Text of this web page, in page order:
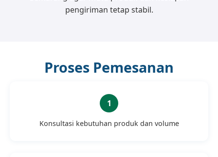
pengiriman tetap stabil.
Proses Pemesanan
Konsultasi kebutuhan produk dan volume